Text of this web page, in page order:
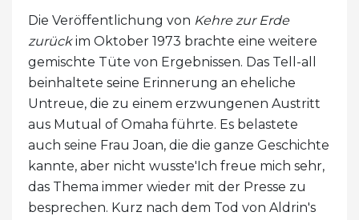
Die Veröffentlichung von Kehre zur Erde
zurückim Oktober 1973 brachte eine weitere
gemischte Tüte von Ergebnissen. Das Tell-all
beinhaltete seine Erinnerung an eheliche
Untreue, die zu einem erzwungenen Austritt
aus Mutual of Omaha führte. Es belastete
auch seine Frau Joan, die die ganze Geschichte
kannte, aber nicht wusste'Ich freue mich sehr,
das Thema immer wieder mit der Presse zu
besprechen. Kurz nach dem Tod von Aldrin's